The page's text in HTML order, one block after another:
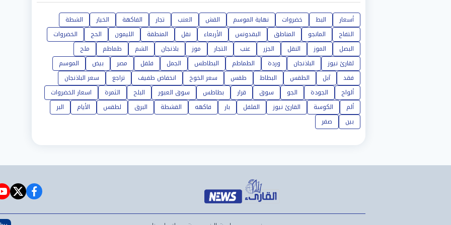
أسعار البط خضروات نهاية الموسم القش العنب تجار الفاكهة الخيار
الشطة
التفاح
المانجو المناطق البقدونس الأربعاء نقل المنطقة الليمون الحج
الخضروات
البصل
الموز النقل الجزر عنب التجار موز باذنجان الشم طماطم
ملح
لقارئ نيوز
الباذنجان وردة الطماطم البطاطس الجمل فلفل مصر بيض
الموسم
فقد
آبل الطقس البطاط طقس سعر الخوخ انخفاض طفيف تراجع
سعر الباذنجان
ألواح
الجودة الجو سوق قرار بطاطس سوق العبور البلح الثمرة
اسعار الخضروات
ألم
الكوسة القارئ نيوز الفلفل بار فاكهه القشطة البرق لطقس الأيام
البر
بين
صفر
facebook